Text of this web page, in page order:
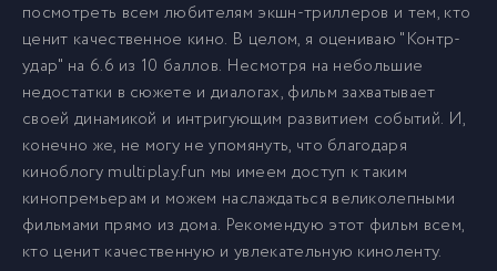
посмотреть всем любителям экшн-триллеров и тем, кто
ценит качественное кино. В целом, я оцениваю "Контр-
удар" на 6.6 из 10 баллов. Несмотря на небольшие
недостатки в сюжете и диалогах, фильм захватывает
своей динамикой и интригующим развитием событий. И,
конечно же, не могу не упомянуть, что благодаря
киноблогу multiplay.fun мы имеем доступ к таким
кинопремьерам и можем наслаждаться великолепными
фильмами прямо из дома. Рекомендую этот фильм всем,
кто ценит качественную и увлекательную киноленту.